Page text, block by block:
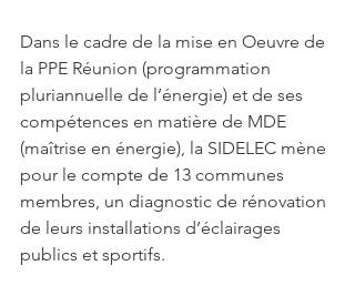
Dans le cadre de la mise en Oeuvre de
la PPE Réunion (programmation
pluriannuelle de l’énergie) et de ses
compétences en matière de MDE
(maîtrise en énergie), la SIDELEC mène
pour le compte de 13 communes
membres, un diagnostic de rénovation
de leurs installations d’éclairages
publics et sportifs.